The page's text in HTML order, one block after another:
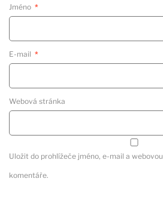
Jméno *
E-mail *
Webová stránka
Uložit do prohlížeče jméno, e-mail a
komentáře.